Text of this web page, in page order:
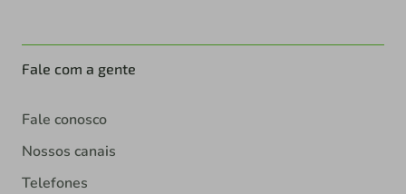
Fale com a gente
Fale conosco
Nossos canais
Telefones